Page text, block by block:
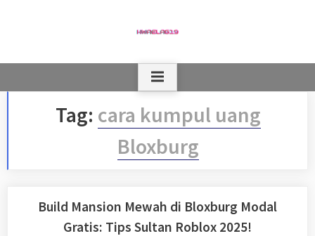
Tag: cara kumpul uang
Bloxburg
Build Mansion Mewah di Bloxburg Modal
Gratis: Tips Sultan Roblox 2025!